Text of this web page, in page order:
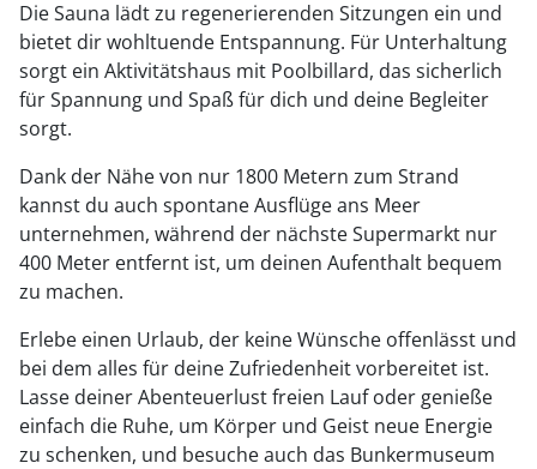
Die Sauna lädt zu regenerierenden Sitzungen ein und
bietet dir wohltuende Entspannung. Für Unterhaltung
sorgt ein Aktivitätshaus mit Poolbillard, das sicherlich
für Spannung und Spaß für dich und deine Begleiter
sorgt.
Dank der Nähe von nur 1800 Metern zum Strand
kannst du auch spontane Ausflüge ans Meer
unternehmen, während der nächste Supermarkt nur
400 Meter entfernt ist, um deinen Aufenthalt bequem
zu machen.
Erlebe einen Urlaub, der keine Wünsche offenlässt und
bei dem alles für deine Zufriedenheit vorbereitet ist.
Lasse deiner Abenteuerlust freien Lauf oder genieße
einfach die Ruhe, um Körper und Geist neue Energie
zu schenken, und besuche auch das Bunkermuseum